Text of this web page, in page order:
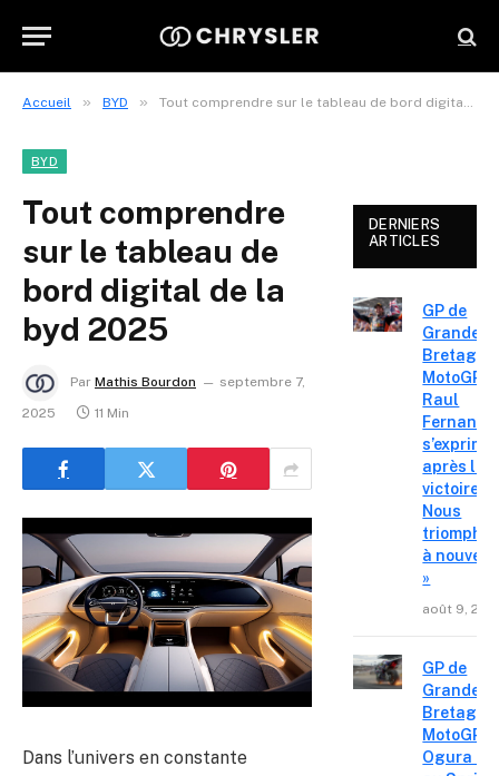
Accueil » BYD » Tout comprendre sur le tableau de bord digital de la byd 2025
BYD
Tout comprendre
sur le tableau de
bord digital de la
byd 2025
Par Mathis Bourdon
septembre 7,
2025
11 Min
Dans l’univers en constante
DERNIERS
ARTICLES
GP de
Grande-
Bretagne
MotoGP :
Raul
s’exprime
après la
victoire «
Nous
à
»
août 9,
GP de
Grande-
Bretagne
MotoGP –
Ogura